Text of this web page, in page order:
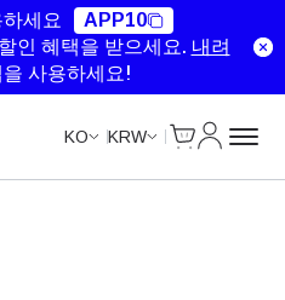
하세요
APP10
인 혜택을 받으세요. 내려
사용하세요!
KO KRW
Unlimited Data
Unlimited Data
Unlimited Data
Unlimited Data